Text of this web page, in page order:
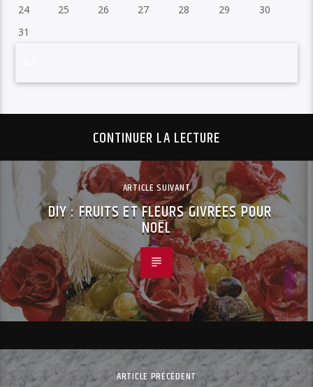
24
25 26 27 28 29
30
31
CONTINUER LA LECTURE
ARTICLE SUIVANT
DIY : FRUITS ET FLEURS GIVRÉES POUR
NOËL
ARTICLE PRÉCÉDENT